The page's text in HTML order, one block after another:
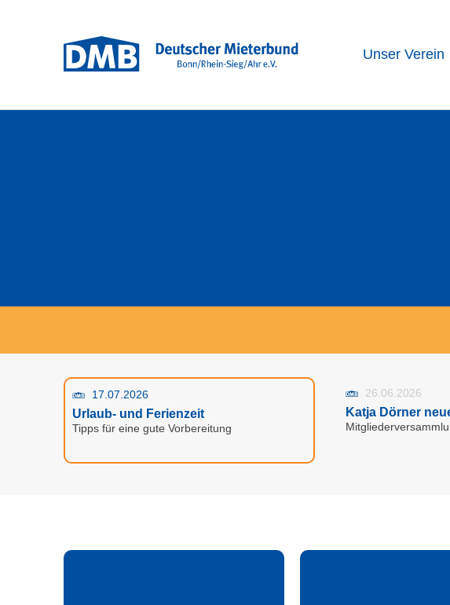
Unser Verein
17.07.2026
Urlaub- und Ferienzeit
Tipps für eine gute Vorbereitung
26.06.2026
Katja Dörner